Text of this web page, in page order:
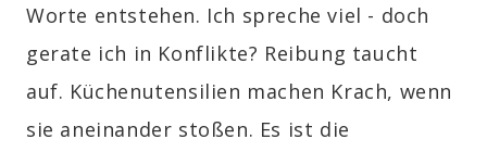
Worte entstehen. Ich spreche viel - doch
gerate ich in Konflikte? Reibung taucht
auf. Küchenutensilien machen Krach, wenn
sie aneinander stoßen. Es ist die